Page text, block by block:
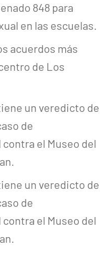
848 para
en las escuelas.
acuerdos más
de Los
un veredicto de
de
el Museo del
un veredicto de
de
el Museo del